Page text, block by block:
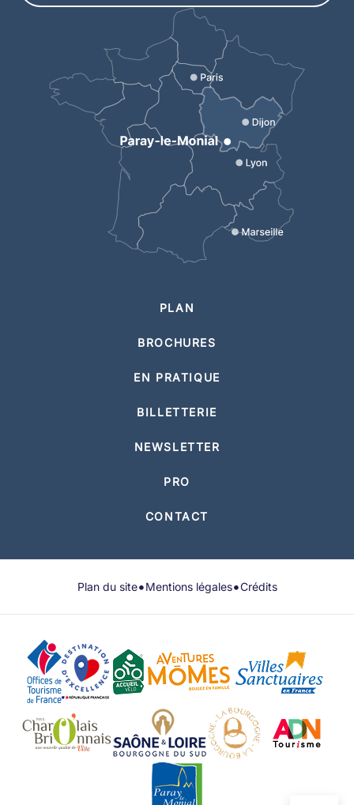
PLAN
BROCHURES
EN PRATIQUE
BILLETTERIE
NEWSLETTER
PRO
CONTACT
Plan du site•Mentions légales•Crédits